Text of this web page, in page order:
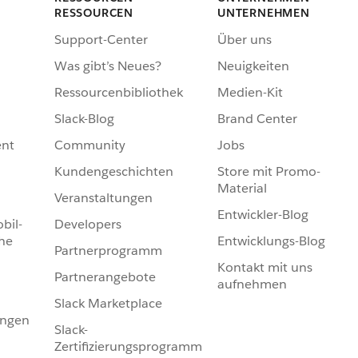
RESSOURCEN
Support-Center
Was gibt’s Neues?
Ressourcenbibliothek
Slack-Blog
Community
Kundengeschichten
Veranstaltungen
Developers
Partnerprogramm
Partnerangebote
Slack Marketplace
Slack-
Zertifizierungsprogramm
UNTERNEHMEN
Über uns
Neuigkeiten
Medien-Kit
Brand Center
Jobs
Store mit Promo-
Material
Entwickler-Blog
Entwicklungs-Blog
Kontakt mit uns
aufnehmen